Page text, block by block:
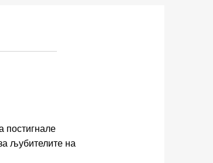
постигнале
љубителите на